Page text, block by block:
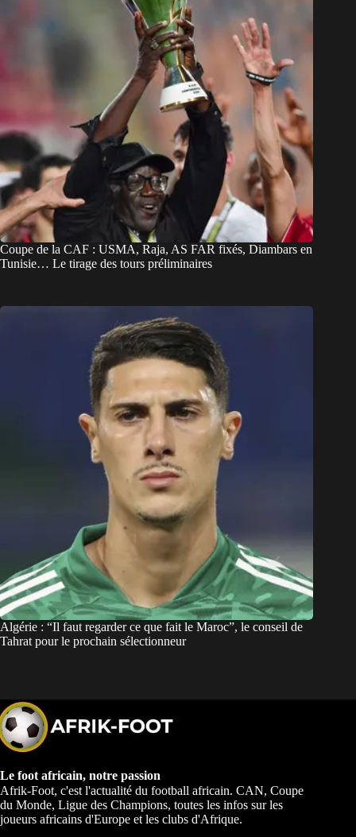
Coupe de la CAF : USMA, Raja, AS FAR fixés, Diambars en
Tunisie… Le tirage des tours préliminaires
Algérie : “Il faut regarder ce que fait le Maroc”, le conseil de
Tahrat pour le prochain sélectionneur
Le foot africain, notre passion
Afrik-Foot, c'est l'actualité du football africain. CAN, Coupe
du Monde, Ligue des Champions, toutes les infos sur les
joueurs africains d'Europe et les clubs d'Afrique.